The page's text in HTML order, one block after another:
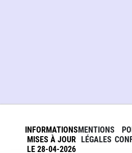
INFORMATIONS
MISES À JOUR
LE 28-04-2026
MENTIONS
LÉGALES